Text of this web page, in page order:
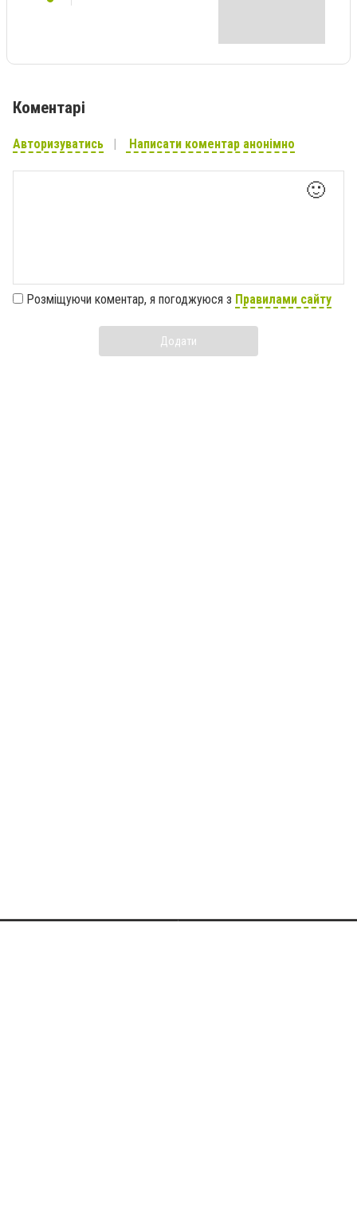
Коментарі
Авторизуватись Написати коментар анонімно
🙂
Розміщуючи коментар, я погоджуюся з Правилами сайту
Додати